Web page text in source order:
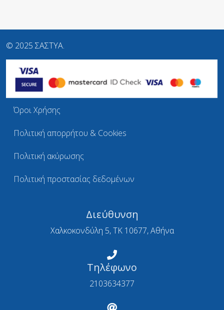
© 2025 ΣΑΣΤΥΑ.
Όροι Χρήσης
Πολιτική απορρήτου & Cookies
Πολιτική ακύρωσης
Πολιτική προστασίας δεδομένων
Διεύθυνση
Χαλκοκονδύλη 5, ΤΚ 10677, Αθήνα
Τηλέφωνο
2103634377